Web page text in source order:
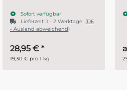
Sofort verfügbar
ab 14,95 €
29,90 € pro 1 kg